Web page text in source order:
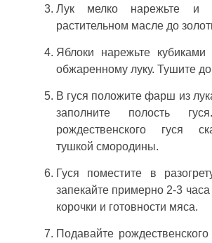
Лук мелко нарежьте и
растительном масле до
Яблоки нарежьте
обжаренному луку. Тушите до
В гуся положите фарш из
заполните полость
рождественского гуся
тушкой смородины.
Гуся поместите в
запекайте примерно 2-3 часа
корочки и готовности мяса.
Подавайте